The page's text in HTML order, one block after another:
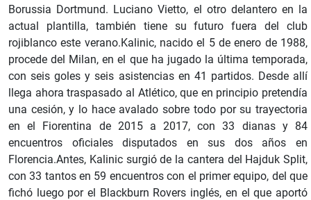
Borussia Dortmund. Luciano Vietto, el otro delantero en la
actual plantilla, también tiene su futuro fuera del club
rojiblanco este verano.Kalinic, nacido el 5 de enero de 1988,
procede del Milan, en el que ha jugado la última temporada,
con seis goles y seis asistencias en 41 partidos. Desde allí
llega ahora traspasado al Atlético, que en principio pretendía
una cesión, y lo hace avalado sobre todo por su trayectoria
en el Fiorentina de 2015 a 2017, con 33 dianas y 84
encuentros oficiales disputados en sus dos años en
Florencia.Antes, Kalinic surgió de la cantera del Hajduk Split,
con 33 tantos en 59 encuentros con el primer equipo, del que
fichó luego por el Blackburn Rovers inglés, en el que aportó